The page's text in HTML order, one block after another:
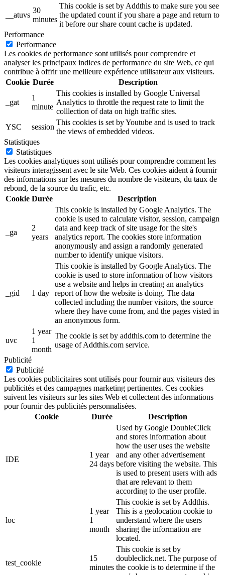
__atuvs
30
minutes
This cookie is set by Addthis to make sure you see
the updated count if you share a page and return to
it before our share count cache is updated.
Performance
Performance
Les cookies de performance sont utilisés pour comprendre et
analyser les principaux indices de performance du site Web, ce qui
contribue à offrir une meilleure expérience utilisateur aux visiteurs.
Cookie Durée Description
_gat
1
minute
This cookies is installed by Google Universal
Analytics to throttle the request rate to limit the
colllection of data on high traffic sites.
YSC
session
This cookies is set by Youtube and is used to track
the views of embedded videos.
Statistiques
Statistiques
Les cookies analytiques sont utilisés pour comprendre comment les
visiteurs interagissent avec le site Web. Ces cookies aident à fournir
des informations sur les mesures du nombre de visiteurs, du taux de
rebond, de la source du trafic, etc.
Cookie Durée Description
_ga
2
years
This cookie is installed by Google Analytics. The
cookie is used to calculate visitor, session, campaign
data and keep track of site usage for the site's
analytics report. The cookies store information
anonymously and assign a randomly generated
number to identify unique visitors.
_gid 1 day
This cookie is installed by Google Analytics. The
cookie is used to store information of how visitors
use a website and helps in creating an analytics
report of how the website is doing. The data
collected including the number visitors, the source
where they have come from, and the pages visted in
an anonymous form.
uvc
1 year
1
month
The cookie is set by addthis.com to determine the
usage of Addthis.com service.
Publicité
Publicité
Les cookies publicitaires sont utilisés pour fournir aux visiteurs des
publicités et des campagnes marketing pertinentes. Ces cookies
suivent les visiteurs sur les sites Web et collectent des informations
pour fournir des publicités personnalisées.
Cookie
Durée Description
IDE
1 year
24 days
Used by Google DoubleClick
and stores information about
how the user uses the website
and any other advertisement
before visiting the website. This
is used to present users with ads
that are relevant to them
according to the user profile.
loc
1 year
1
month
This cookie is set by Addthis.
This is a geolocation cookie to
understand where the users
sharing the information are
located.
test_cookie
15
minutes
This cookie is set by
doubleclick.net. The purpose of
the cookie is to determine if the